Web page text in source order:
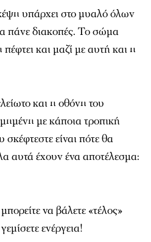
υπάρχει στο μυαλό όλων
πάνε διακοπές. Το σώμα
και μαζί με αυτή και η
και η οθόνη του
με κάποια τροπική
είναι πότε θα
αυτά έχουν ένα αποτέλεσμα:
να βάλετε «τέλος»
ενέργεια!